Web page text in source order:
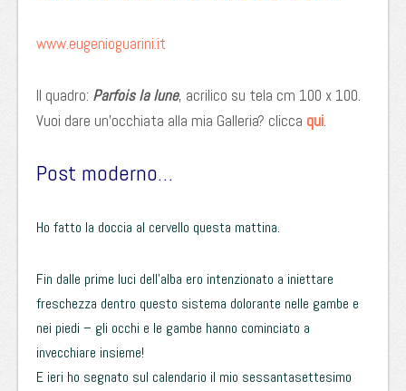
www.eugenioguarini.it
Il quadro: Parfois la lune, acrilico su tela cm 100 x 100.
Vuoi dare un’occhiata alla mia Galleria? clicca qui.
Post moderno…
Ho fatto la doccia al cervello questa mattina.
Fin dalle prime luci dell’alba ero intenzionato a iniettare
freschezza dentro questo sistema dolorante nelle gambe e
nei piedi – gli occhi e le gambe hanno cominciato a
invecchiare insieme!
E ieri ho segnato sul calendario il mio sessantasettesimo